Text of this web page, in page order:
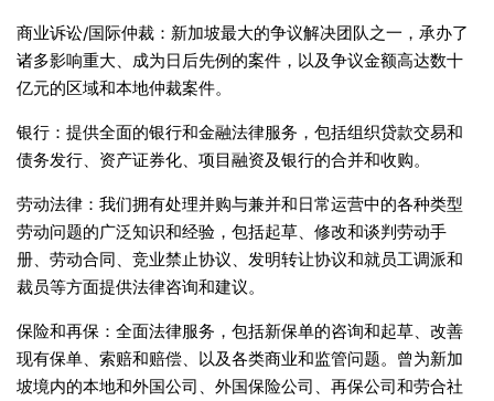
商业诉讼/国际仲裁：新加坡最大的争议解决团队之一，承办了
诸多影响重大、成为日后先例的案件，以及争议金额高达数十
亿元的区域和本地仲裁案件。
银行：提供全面的银行和金融法律服务，包括组织贷款交易和
债务发行、资产证券化、项目融资及银行的合并和收购。
劳动法律：我们拥有处理并购与兼并和日常运营中的各种类型
劳动问题的广泛知识和经验，包括起草、修改和谈判劳动手
册、劳动合同、竞业禁止协议、发明转让协议和就员工调派和
裁员等方面提供法律咨询和建议。
保险和再保：全面法律服务，包括新保单的咨询和起草、改善
现有保单、索赔和赔偿、以及各类商业和监管问题。曾为新加
坡境内的本地和外国公司、外国保险公司、再保公司和劳合社